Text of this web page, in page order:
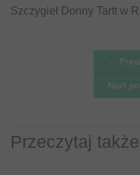
Szczygieł Donny Tartt w
Post navigation
←
Next
Przeczytaj